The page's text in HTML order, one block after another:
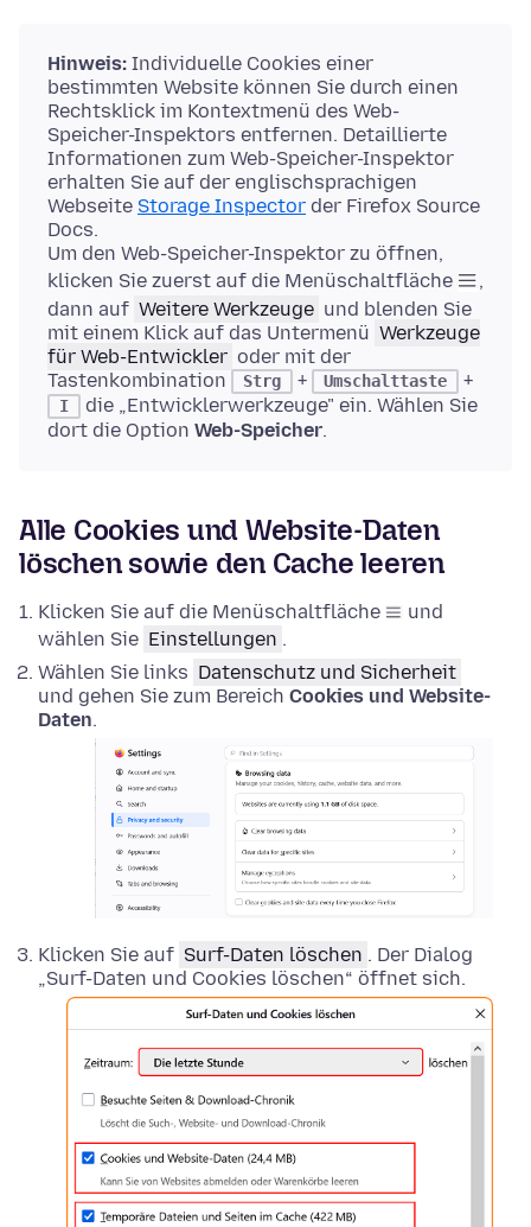
Hinweis: Individuelle Cookies einer
bestimmten Website können Sie durch einen
Rechtsklick im Kontextmenü des Web-
Speicher-Inspektors entfernen. Detaillierte
Informationen zum Web-Speicher-Inspektor
erhalten Sie auf der englischsprachigen
Webseite Storage Inspector der Firefox Source
Docs.
Um den Web-Speicher-Inspektor zu öffnen,
klicken Sie zuerst auf die Menüschaltfläche
,
dann auf Weitere Werkzeuge und blenden Sie
mit einem Klick auf das Untermenü Werkzeuge
für Web-Entwickler oder mit der
Tastenkombination
Strg + Umschalttaste +
I
die „Entwicklerwerkzeuge" ein. Wählen Sie
dort die Option Web-Speicher.
Alle Cookies und Website-Daten
löschen sowie den Cache leeren
Klicken Sie auf die Menüschaltfläche
und
wählen Sie Einstellungen .
Wählen Sie links Datenschutz und Sicherheit
und gehen Sie zum Bereich Cookies und Website-
Daten.
Klicken Sie auf Surf-Daten löschen . Der Dialog
„Surf-Daten und Cookies löschen“ öffnet sich.